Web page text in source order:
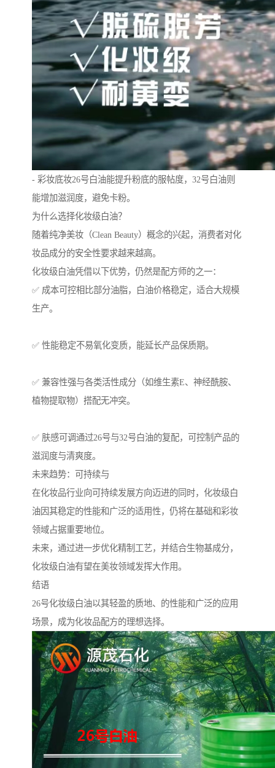
- 彩妆底妆26号白油能提升粉底的服帖度，32号白油则
能增加滋润度，避免卡粉。
为什么选择化妆级白油？
随着纯净美妆（Clean Beauty）概念的兴起，消费者对化
妆品成分的安全性要求越来越高。
化妆级白油凭借以下优势，仍然是配方师的之一：
✅ 成本可控相比部分油脂，白油价格稳定，适合大规模
生产。
✅ 性能稳定不易氧化变质，能延长产品保质期。
✅ 兼容性强与各类活性成分（如维生素E、神经酰胺、
植物提取物）搭配无冲突。
✅ 肤感可调通过26号与32号白油的复配，可控制产品的
滋润度与清爽度。
未来趋势：可持续与
在化妆品行业向可持续发展方向迈进的同时，化妆级白
油因其稳定的性能和广泛的适用性，仍将在基础和彩妆
领域占据重要地位。
未来，通过进一步优化精制工艺，并结合生物基成分，
化妆级白油有望在美妆领域发挥大作用。
结语
26号化妆级白油以其轻盈的质地、的性能和广泛的应用
场景，成为化妆品配方的理想选择。